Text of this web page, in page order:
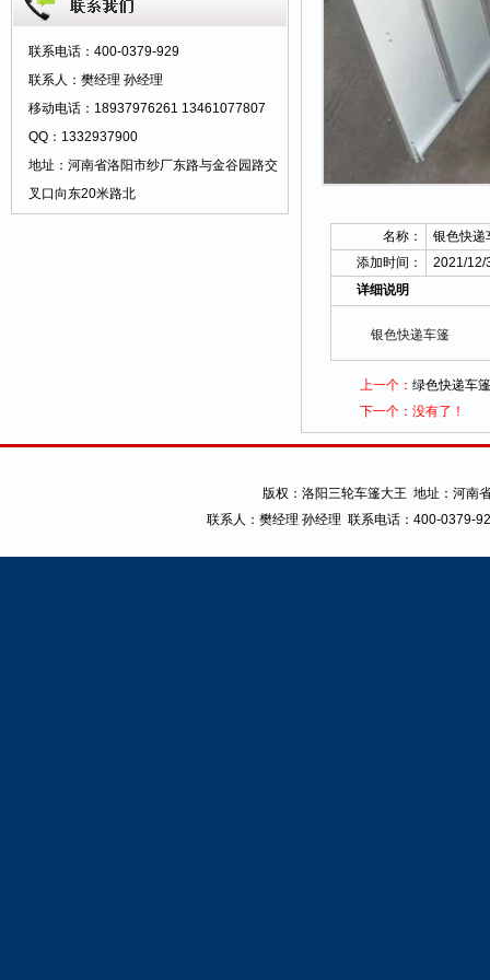
名称：
银色快递
添加时间：
2021/12/
详细说明
银色快递车篷
上一个： 绿色快递车篷
下一个：没有了！
拆卸、高低可升降。 四季实用：冬季挡寒保
1、老年休闲车。2、双排座方斗车。3、客
货折叠车。4、座椅休闲车5、特殊车型 可
另外提供：样车、样图、规格数据另行设
计。
联系电话：400-0379-929
联系人：樊经理 孙经理
移动电话：18937976261 13461077807
QQ：1332937900
地址：河南省洛阳市纱厂东路与金谷园路交
叉口向东20米路北
版权： 洛阳三轮车篷大王 地址：河南
联系人：樊经理 孙经理 联系电话：400-0379-